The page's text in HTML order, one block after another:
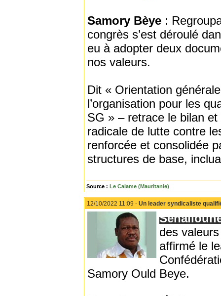
Samory Bèye :
congrès s’est déroulé
eu à adopter deux
nos valeurs.
Dit « Orientation
l’organisation pour les
SG » – retrace le bilan
radicale de lutte contre
renforcée et consolidée
structures de base,
Source : Le Calame (Mauritanie)
12/10/2022 11:09 - Un leader syndicaliste
des
affirmé le
Samory Ould Beye.